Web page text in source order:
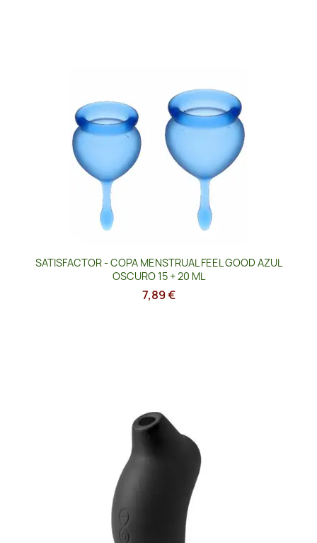
SATISFACTOR - COPA MENSTRUAL FEEL GOOD AZUL
OSCURO 15 + 20 ML
7,89 €